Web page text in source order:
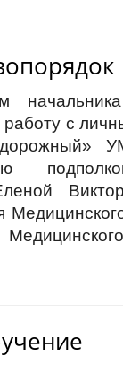
работу с